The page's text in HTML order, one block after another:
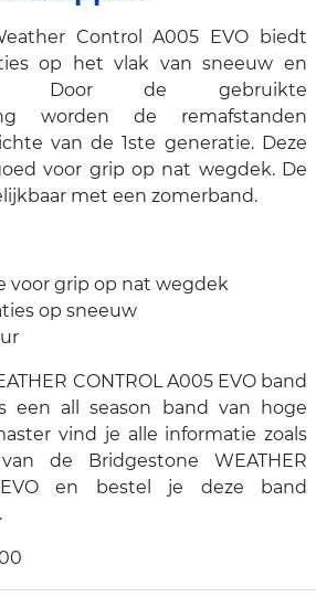
Control A005 EVO biedt
op het vlak van sneeuw en
Door de gebruikte
worden de remafstanden
van de 1ste generatie. Deze
voor grip op nat wegdek. De
met een zomerband.
voor grip op nat wegdek
op sneeuw
CONTROL A005 EVO band
een all season band van hoge
vind je alle informatie zoals
de Bridgestone WEATHER
EVO en bestel je deze band